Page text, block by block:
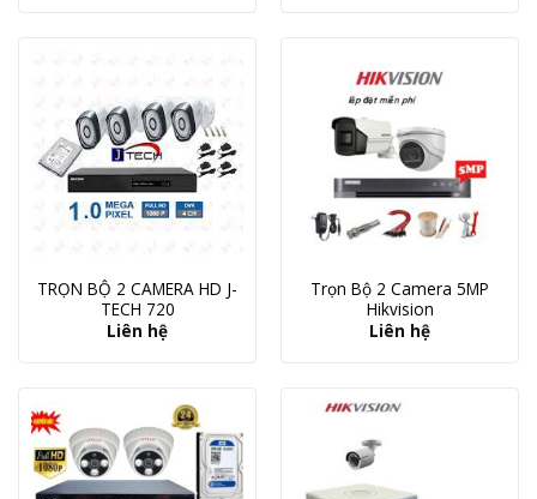
TRỌN BỘ 2 CAMERA HD J-
TECH 720
Liên hệ
Trọn Bộ 2 Camera 5MP
Hikvision
Liên hệ